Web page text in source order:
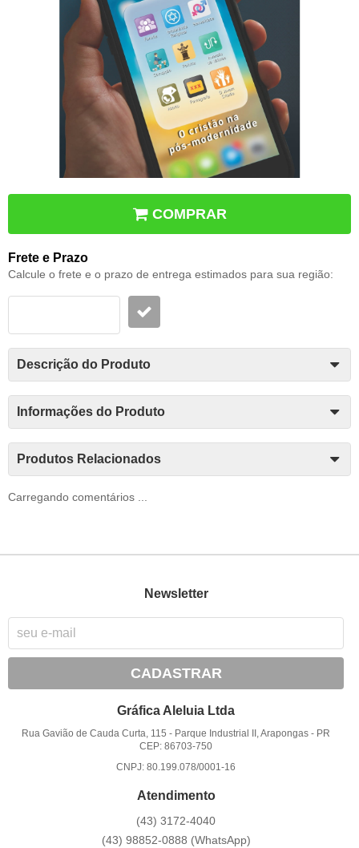
COMPRAR
Frete e Prazo
Calcule o frete e o prazo de entrega estimados para sua região:
Descrição do Produto
Informações do Produto
Produtos Relacionados
Carregando comentários ...
Newsletter
CADASTRAR
Gráfica Aleluia Ltda
Rua Gavião de Cauda Curta, 115 - Parque Industrial II, Arapongas - PR
CEP: 86703-750
CNPJ: 80.199.078/0001-16
Atendimento
(43) 3172-4040
(43) 98852-0888 (WhatsApp)